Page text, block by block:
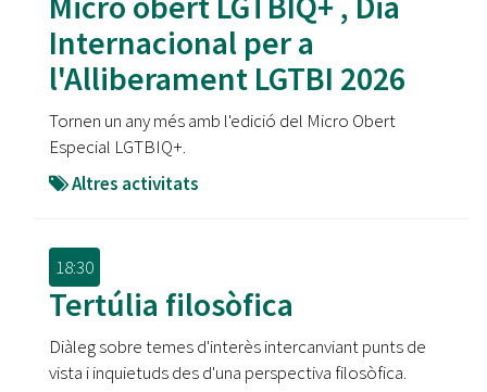
Internacional per a
l'Alliberament LGTBI 2026
Tornen un any més amb l'edició del Micro Obert
Especial LGTBIQ+.
Altres activitats
18:30
Tertúlia filosòfica
Diàleg sobre temes d'interès intercanviant punts de
vista i inquietuds des d'una perspectiva filosòfica.